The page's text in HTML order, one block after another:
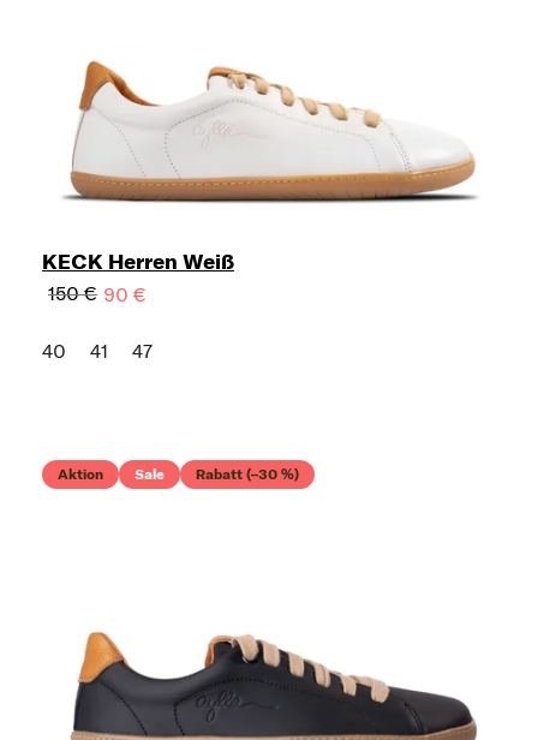
KECK Herren Weiß
150 € 90 €
40 41 47
Aktion Sale Rabatt (–30 %)